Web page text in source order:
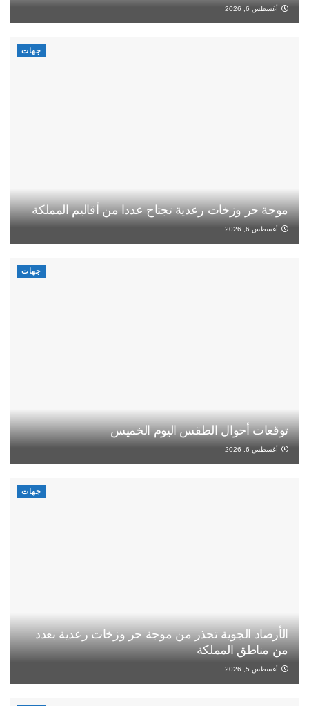
أغسطس 6, 2026
جهات
موجة حر وزخات رعدية تجتاح عددا من أقاليم المملكة
أغسطس 6, 2026
جهات
توقعات أحوال الطقس اليوم الخميس
أغسطس 6, 2026
جهات
الأرصاد الجوية تحذر من موجة حر وزخات رعدية بعدد
من مناطق المملكة
أغسطس 5, 2026